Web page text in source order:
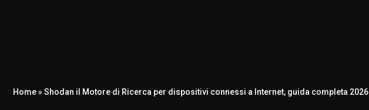
Home»Shodan il Motore di Ricerca per dispositivi connessi a Internet, guida completa 2026